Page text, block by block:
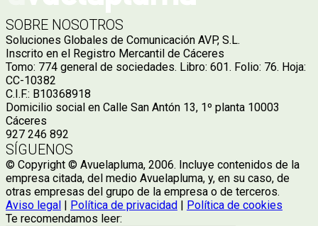
SOBRE NOSOTROS
Soluciones Globales de Comunicación AVP, S.L.
Inscrito en el Registro Mercantil de Cáceres
Tomo: 774 general de sociedades. Libro: 601. Folio: 76. Hoja:
CC-10382
C.I.F.: B10368918
Domicilio social en Calle San Antón 13, 1º planta 10003
Cáceres
927 246 892
SÍGUENOS
© Copyright © Avuelapluma, 2006. Incluye contenidos de la
empresa citada, del medio Avuelapluma, y, en su caso, de
otras empresas del grupo de la empresa o de terceros.
Aviso legal | Política de privacidad | Política de cookies
Te recomendamos leer: